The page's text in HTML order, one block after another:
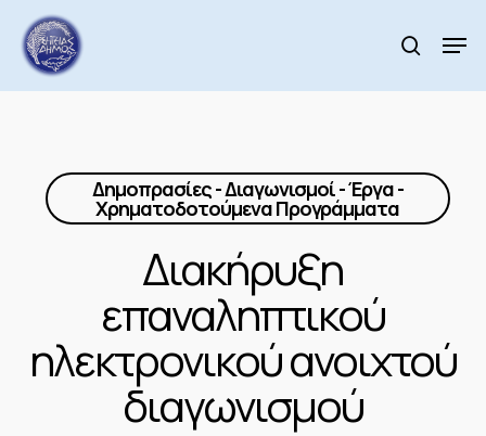
main
content
search
Δημοπρασίες - Διαγωνισμοί - Έργα -
Χρηματοδοτούμενα Προγράμματα
Διακήρυξη
επαναληπτικού
ηλεκτρονικού ανοιχτού
διαγωνισμού
Menu